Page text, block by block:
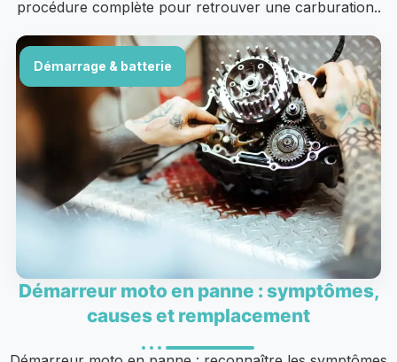
procédure complète pour retrouver une carburation..
Démarrage & batterie
Démarreur moto en panne : symptômes,
causes et remplacement